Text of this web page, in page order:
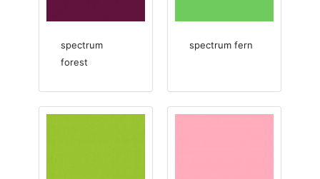
spectrum
forest
spectrum fern